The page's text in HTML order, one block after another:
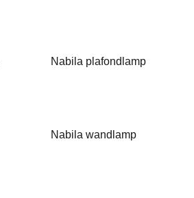
Nabila plafondlamp
Nabila wandlamp